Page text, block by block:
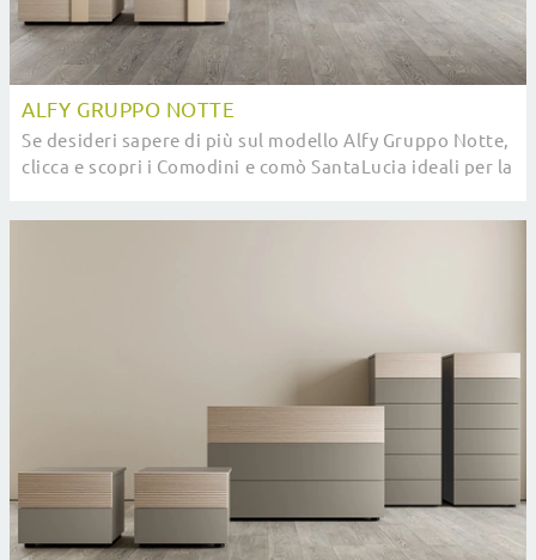
ALFY GRUPPO NOTTE
Se desideri sapere di più sul modello Alfy Gruppo Notte,
clicca e scopri i Comodini e comò SantaLucia ideali per la